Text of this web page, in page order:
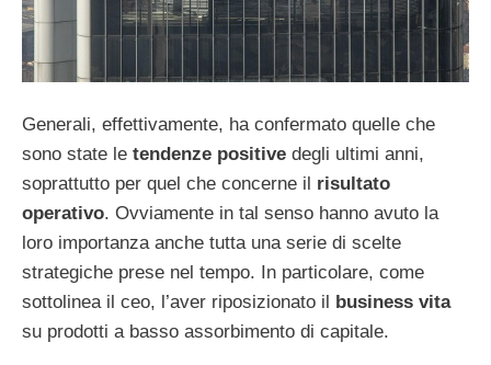
Generali, effettivamente, ha confermato quelle che
sono state le tendenze positive degli ultimi anni,
soprattutto per quel che concerne il risultato
operativo. Ovviamente in tal senso hanno avuto la
loro importanza anche tutta una serie di scelte
strategiche prese nel tempo. In particolare, come
sottolinea il ceo, l’aver riposizionato il
business vita
su prodotti a basso assorbimento di capitale.